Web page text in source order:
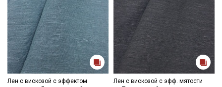
Лен с вискозой с эффектом
Лен с вискозой с эфф. мятости